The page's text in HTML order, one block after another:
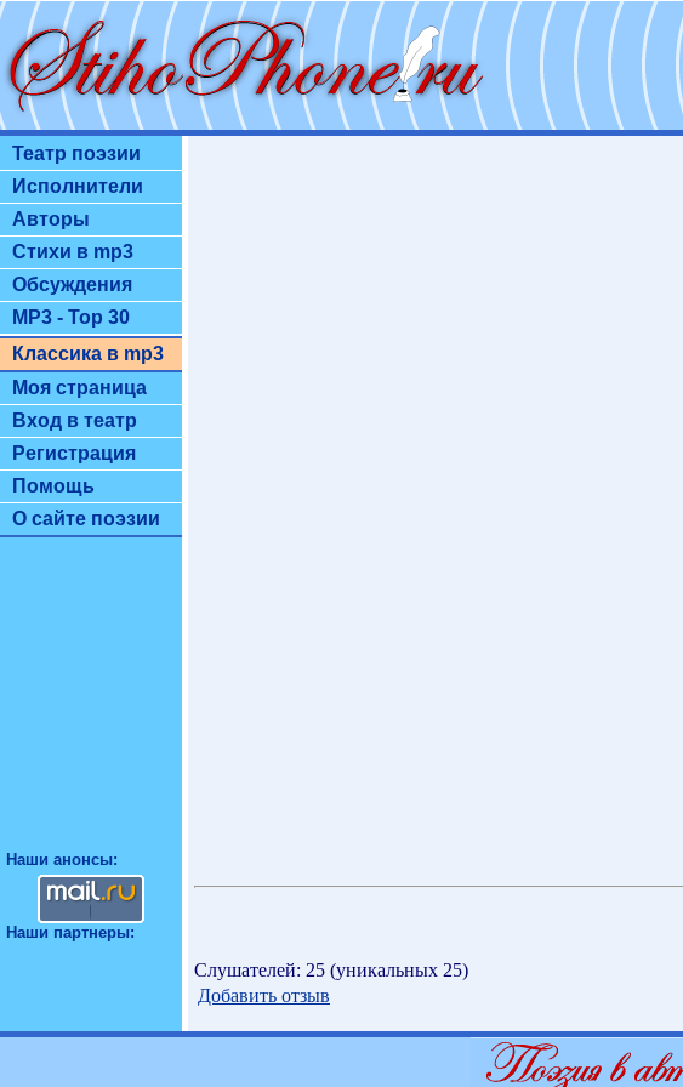
Театр поэзии
Исполнители
Авторы
Стихи в mp3
Обсуждения
MP3 - Top 30
Классика в mp3
Моя страница
Вход в театр
Регистрация
Помощь
О сайте поэзии
Наши анонсы:
Наши партнеры:
Слушателей: 25 (уникальных 25)
Добавить отзыв